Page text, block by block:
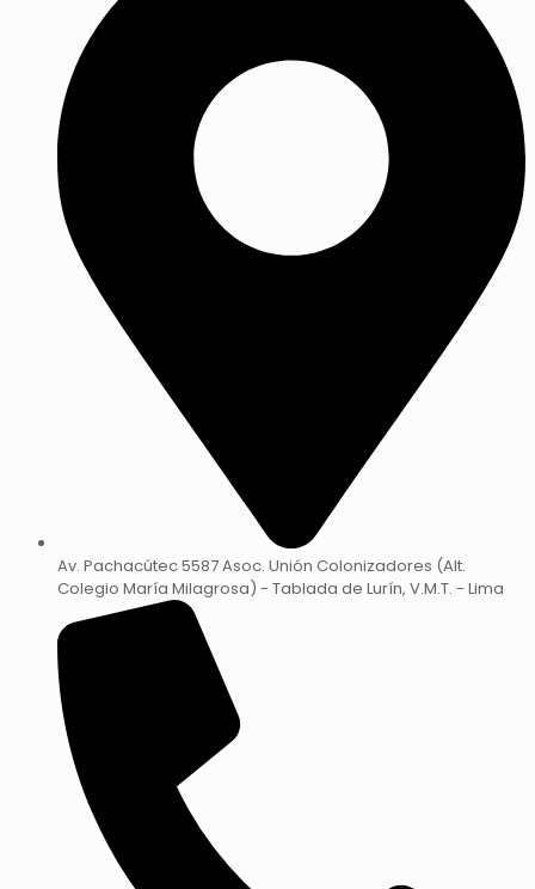
Av. Pachacútec 5587 Asoc. Unión Colonizadores (Alt.
Colegio María Milagrosa) - Tablada de Lurín, V.M.T. - Lima